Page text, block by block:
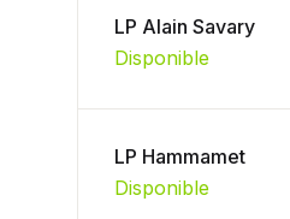
LP Alain Savary
Disponible
LP Hammamet
Disponible